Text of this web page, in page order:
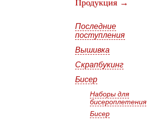
Продукция →
Последние
поступления
Вышивка
Скрапбукинг
Бисер
Наборы для
бисероплетения
Бисер